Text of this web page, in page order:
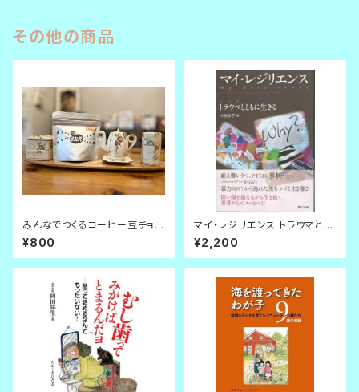
その他の商品
みんなでつくるコーヒー豆チョコ
レート
¥800
マイ・レジリエンス トラウマとと
もに生きる
¥2,200